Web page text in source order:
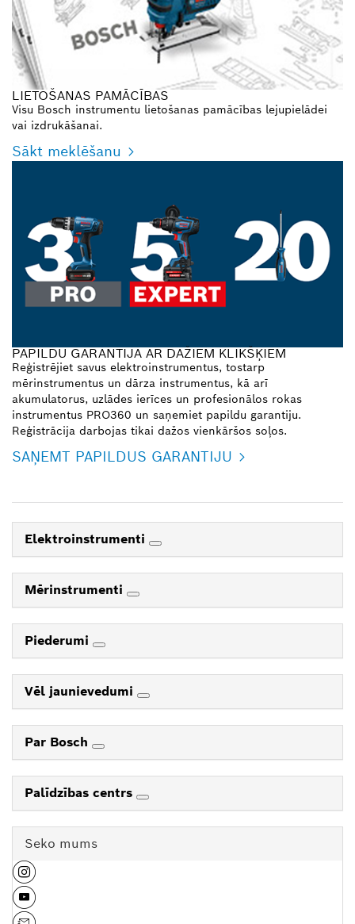
LIETOŠANAS PAMĀCĪBAS
Visu Bosch instrumentu lietošanas pamācības lejupielādei
vai izdrukāšanai.
Sākt meklēšanu
PAPILDU GARANTIJA AR DAŽIEM KLIKŠĶIEM
Reģistrējiet savus elektroinstrumentus, tostarp
mērinstrumentus un dārza instrumentus, kā arī
akumulatorus, uzlādes ierīces un profesionālos rokas
instrumentus PRO360 un saņemiet papildu garantiju.
Reģistrācija darbojas tikai dažos vienkāršos soļos.
SAŅEMT PAPILDUS GARANTIJU
Elektroinstrumenti
Mērinstrumenti
Piederumi
Vēl jaunievedumi
Par Bosch
Palīdzības centrs
Seko mums